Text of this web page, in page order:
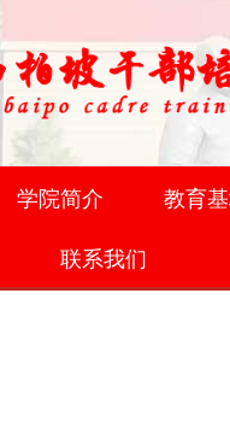
学院简介
教育
联系我们